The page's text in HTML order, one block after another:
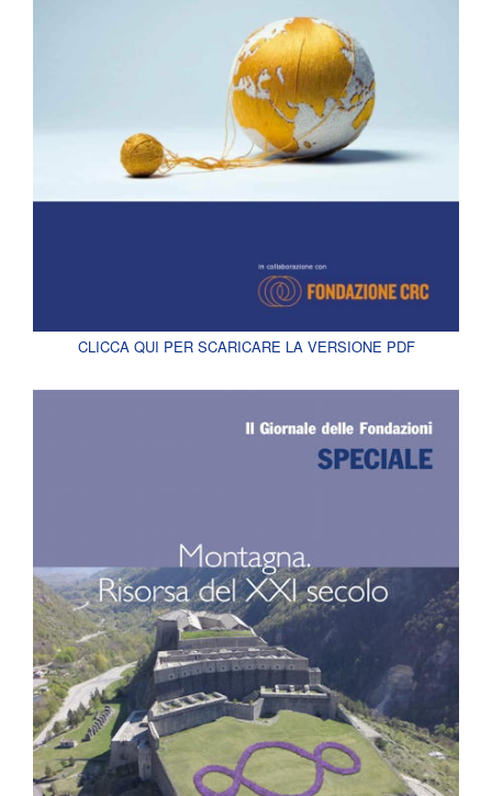
CLICCA QUI PER SCARICARE LA VERSIONE PDF